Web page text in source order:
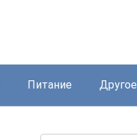
Питание Другое